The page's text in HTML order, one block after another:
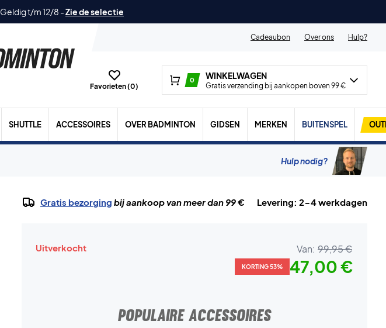
Geldig t/m 12/8 -Zie de selectie
Cadeaubon
Over ons Hulp?
Favorieten (0)
0 WINKELWAGEN
Gratis verzending bij aankopen boven 99 €
SHUTTLE ACCESSOIRES OVER BADMINTON GIDSEN MERKEN BUITENSPEL
Hulp nodig?
Gratis bezorging bij aankoop van meer dan 99 € Levering: 2-4 werkdagen
Uitverkocht Van: 99,95 €
KORTING 53% 47,00 €
POPULAIRE ACCESSOIRES